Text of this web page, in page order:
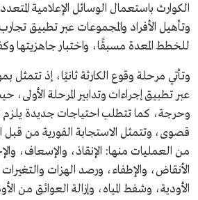
الكوارث باستعمال الوسائل الإعلامية
وتأهيل الأفراد والمجموعات عبر تطبيق
للخطط المعدة مسبقًا، واختبار جاهزيتها
وتأتي مرحلة وقوع الكارثة ثانيًا، إذ تتمثل
عبر تطبيق إجراءات وتدابير المرحلة الأولى،
وحرجة، كما تتطلب احتياجات جديدة يلزم
قصوى، وتتمثل الاستجابة الفورية من قبل
من العمليات منها: الإنقاذ، والإسعاف،
الأنقاض، والإطفاء، ورصد الهزات والتغيرات
الأودية، وشفط المياه، وإزالة العوائق من